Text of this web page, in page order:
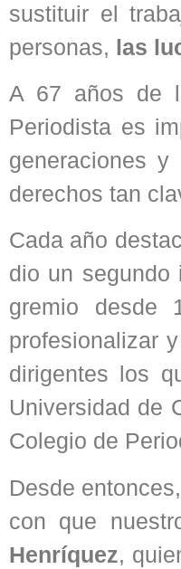
sustituir el
personas, las
A 67 años de
Periodista es
generaciones
derechos tan
Cada año
dio un segundo
gremio desde
profesionalizar
dirigentes los
Universidad de
Colegio de
Desde
con que
Henríquez,